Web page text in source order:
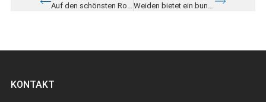
Auf den schönsten Routen durch die Urlaubsregion Sauerland Weiden bietet ein buntes Veranstaltungsprogramm für die ganze Familie
KONTAKT